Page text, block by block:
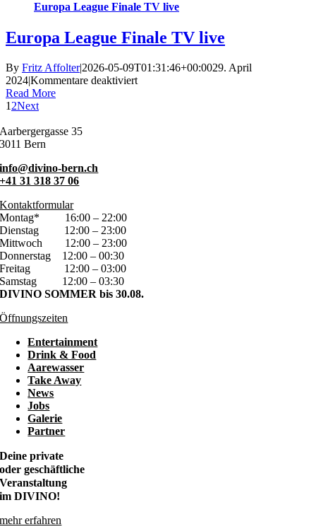
Europa League Finale TV live
Europa League Finale TV live
By Fritz Affolter|2026-05-09T01:31:46+00:0029. April
2024|Kommentare deaktiviertfür
Read More
1 2Next
Aarbergergasse 35
3011 Bern
info@divino-bern.ch
+41 31 318 37 06
Kontaktformular
Montag*
16:00 – 22:00
Dienstag
12:00 – 23:00
Mittwoch
12:00 – 23:00
Donnerstag
12:00 – 00:30
Freitag
12:00 – 03:00
Samstag
12:00 – 03:30
DIVINO SOMMER bis 30.08.
Öffnungszeiten
Entertainment
Drink & Food
Aarewasser
Take Away
News
Jobs
Galerie
Partner
Deine private
oder geschäftliche
Veranstaltung
im DIVINO!
mehr erfahren